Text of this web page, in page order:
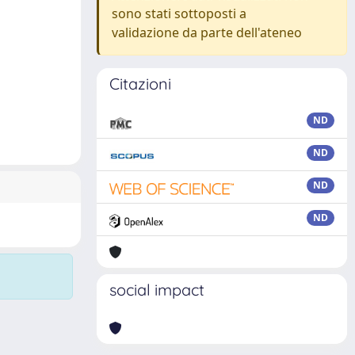
sono stati sottoposti a
validazione da parte dell'ateneo
Citazioni
ND
ND
ND
ND
social impact